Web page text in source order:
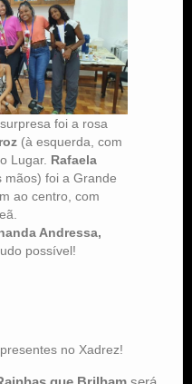
foi a rosa
(à esquerda, com
Lugar. Rafaela
mãos) foi a Grande
ao centro, com
Andressa,
possível!
no Xadrez!